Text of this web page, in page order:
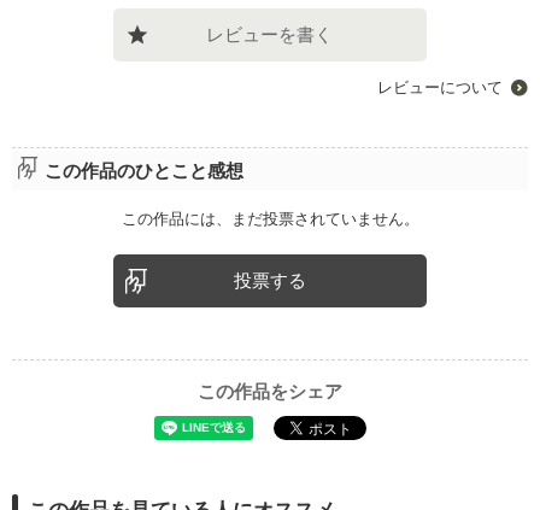
レビューを書く
レビューについて
この作品のひとこと感想
この作品には、まだ投票されていません。
投票する
この作品をシェア